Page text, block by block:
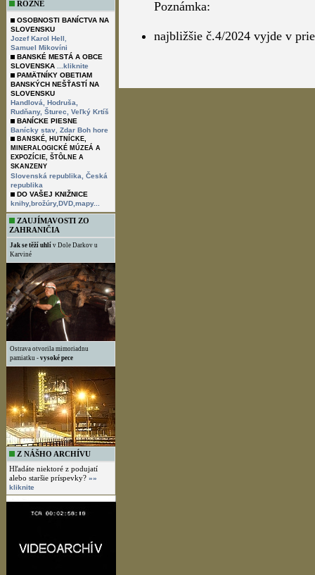
RÔZNE
OSOBNOSTI BANÍCTVA NA
SLOVENSKU
Jozef Karol Hell
Samuel Mikovíni
BANSKÉ MESTÁ A OBCE
SLOVENSKA
...kliknite
PAMÄTNÍKY OBETIAM
BANSKÝCH NEŠŤASTÍ NA
SLOVENSKU
Handlová,
Hodruša,
Rudňany, Šturec,
Veľký Krtíš
BANÍCKE PIESNE
Banícky stav Zdar Boh hore
BANSKÉ, HUTNÍCKE,
MINERALOGICKÉ MÚZEÁ A
EXPOZÍCIE, ŠTÔLNE A
SKANZENY
Slovenská republika,
Česká
republika
DO VAŠEJ KNIŽNICE
knihy,brožúry,DVD,mapy...
ZAUJÍMAVOSTI ZO
ZAHRANIČIA
Jak se těží uhlí v Dole Darkov u
Karviné
Ostrava otvorila mimoriadnu
pamiatku - vysoké pece
Z NÁŠHO ARCHÍVU
Hľadáte niektoré z podujatí
alebo staršie príspevky? »»
kliknite
Poznámka:
najbližšie č.4/2024 vyjde v